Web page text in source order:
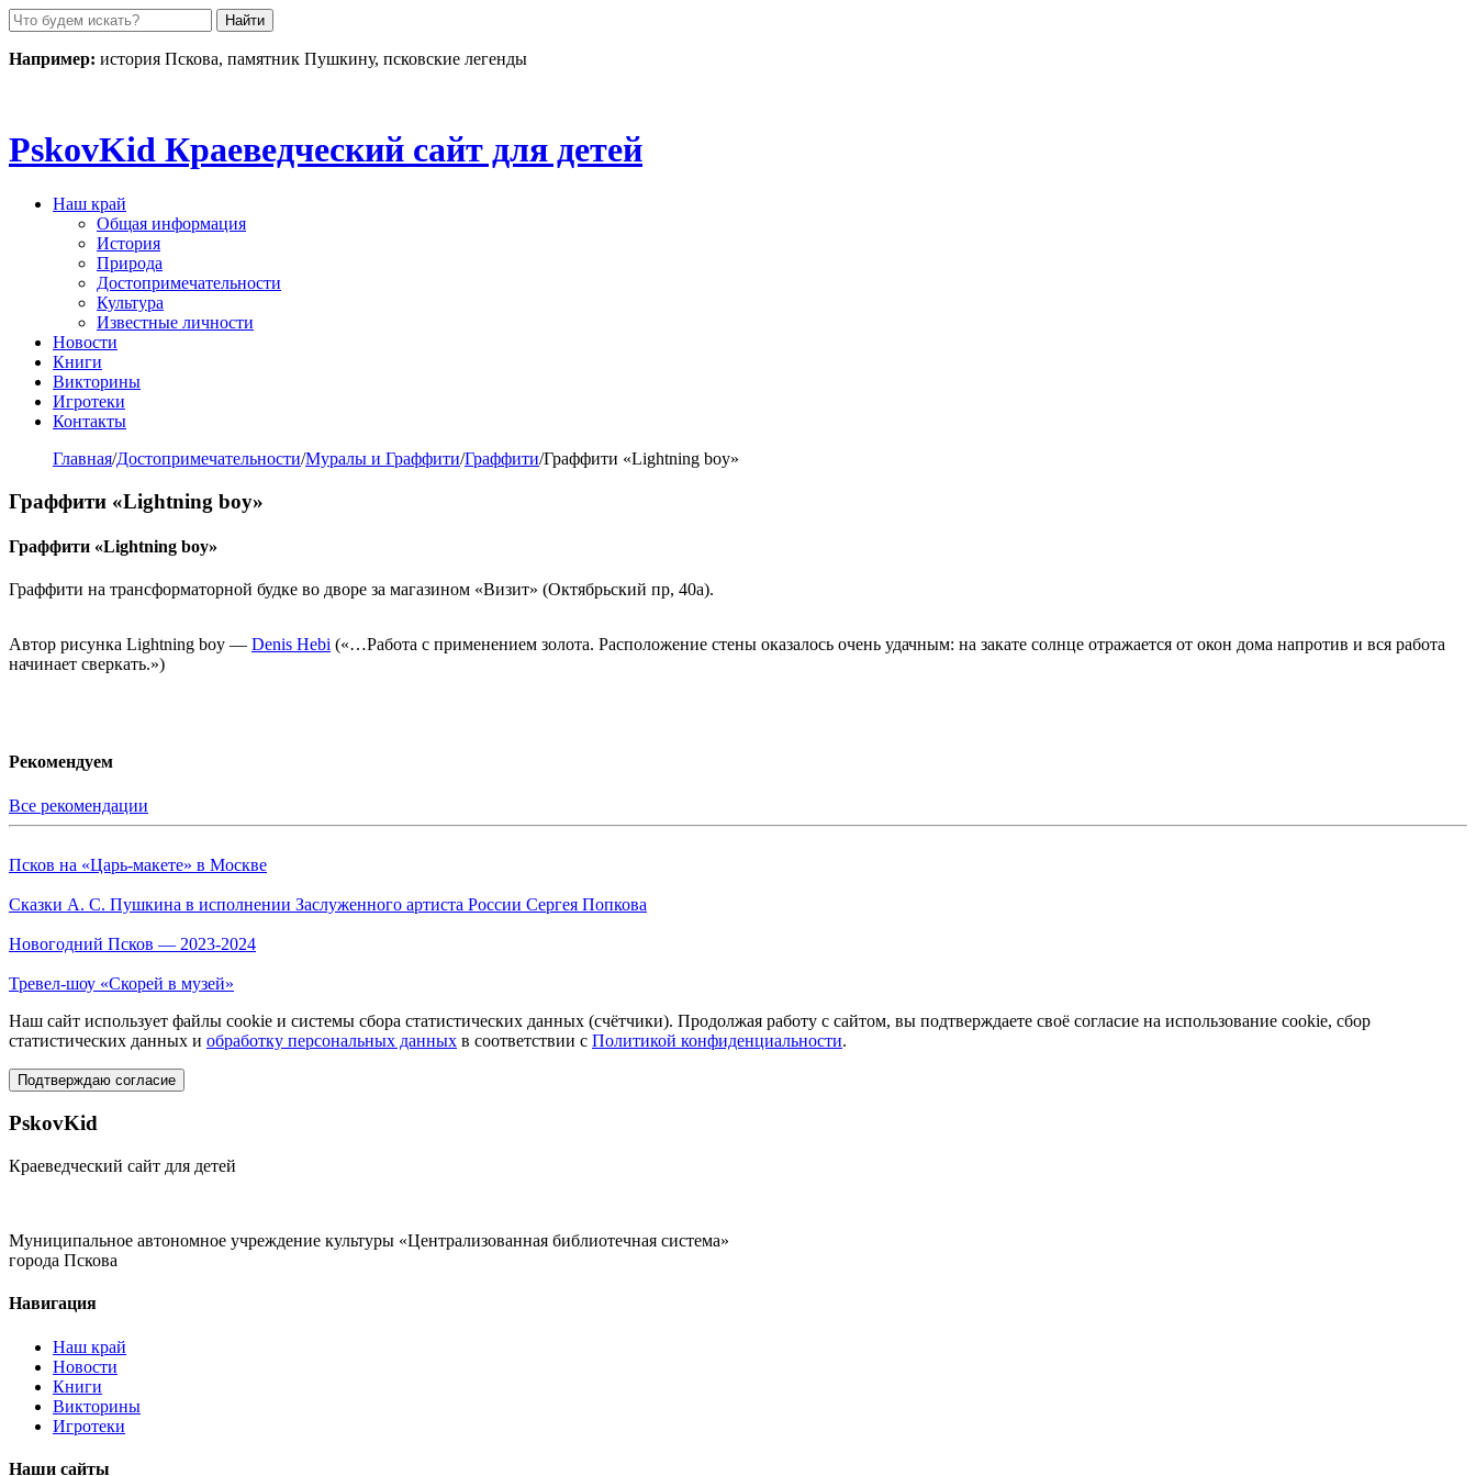
Пролистать
до
контента
Например: история Пскова, памятник Пушкину, псковские легенды
PskovKid Краеведческий сайт для детей
Наш край
Общая информация
История
Природа
Достопримечательности
Культура
Известные личности
Новости
Книги
Викторины
Игротеки
Контакты
Главная/Достопримечательности/Муралы и Граффити/Граффити/Граффити «Lightning boy»
Граффити «Lightning boy»
Граффити «Lightning boy»
Граффити на трансформаторной будке во дворе за магазином «Визит» (Октябрьский пр, 40а).
Автор рисунка Lightning boy — Denis Hebi («…Работа с применением золота. Расположение стены оказалось очень удачным: на закате солнце отражается от окон дома напротив и вся работа
начинает сверкать.»)
Рекомендуем
Все рекомендации
Псков на «Царь-макете» в Москве
Сказки А. С. Пушкина в исполнении Заслуженного артиста России Сергея Попкова
Новогодний Псков — 2023-2024
Тревел-шоу «Скорей в музей»
Наш сайт использует файлы cookie и системы сбора статистических данных (счётчики). Продолжая работу с сайтом, вы подтверждаете своё согласие на использование cookie, сбор
статистических данных и обработку персональных данных в соответствии с Политикой конфиденциальности.
Подтверждаю согласие
PskovKid
Краеведческий сайт для детей
Муниципальное автономное учреждение культуры «Централизованная библиотечная система»
города Пскова
Навигация
Наш край
Новости
Книги
Викторины
Игротеки
Наши сайты